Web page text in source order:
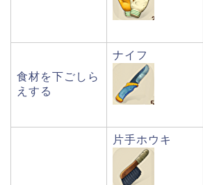
食材を下ごしら
えする
ナイフ
片手ホウキ